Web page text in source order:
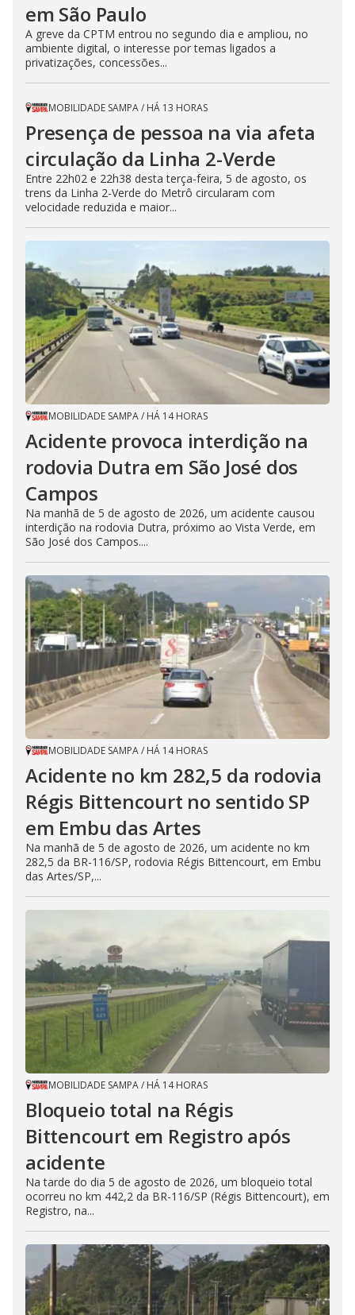
em São Paulo
A greve da CPTM entrou no segundo dia e ampliou, no
ambiente digital, o interesse por temas ligados a
privatizações, concessões...
MOBILIDADE SAMPA/ HÁ 13 HORAS
Presença de pessoa na via afeta
circulação da Linha 2-Verde
Entre 22h02 e 22h38 desta terça-feira, 5 de agosto, os
trens da Linha 2-Verde do Metrô circularam com
velocidade reduzida e maior...
MOBILIDADE SAMPA/ HÁ 14 HORAS
Acidente provoca interdição na
rodovia Dutra em São José dos
Campos
Na manhã de 5 de agosto de 2026, um acidente causou
interdição na rodovia Dutra, próximo ao Vista Verde, em
São José dos Campos....
MOBILIDADE SAMPA/ HÁ 14 HORAS
Acidente no km 282,5 da rodovia
Régis Bittencourt no sentido SP
em Embu das Artes
Na manhã de 5 de agosto de 2026, um acidente no km
282,5 da BR-116/SP, rodovia Régis Bittencourt, em Embu
das Artes/SP,...
MOBILIDADE SAMPA/ HÁ 14 HORAS
Bloqueio total na Régis
Bittencourt em Registro após
acidente
Na tarde do dia 5 de agosto de 2026, um bloqueio total
ocorreu no km 442,2 da BR-116/SP (Régis Bittencourt), em
Registro, na...